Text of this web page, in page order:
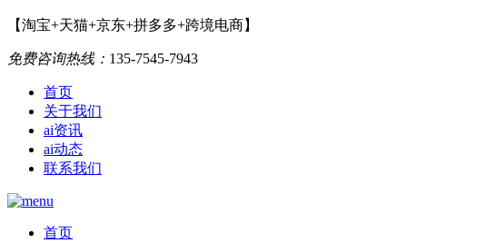
【淘宝+天猫+京东+拼多多+跨境电商】
免费咨询热线： 135-7545-7943
首页
关于我们
ai资讯
ai动态
联系我们
首页